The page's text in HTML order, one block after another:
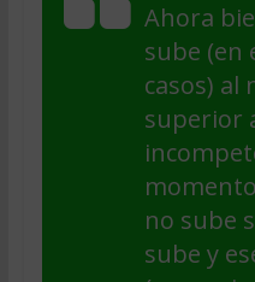
Ahora
sube (en
casos) al
superior
no sube
sube y